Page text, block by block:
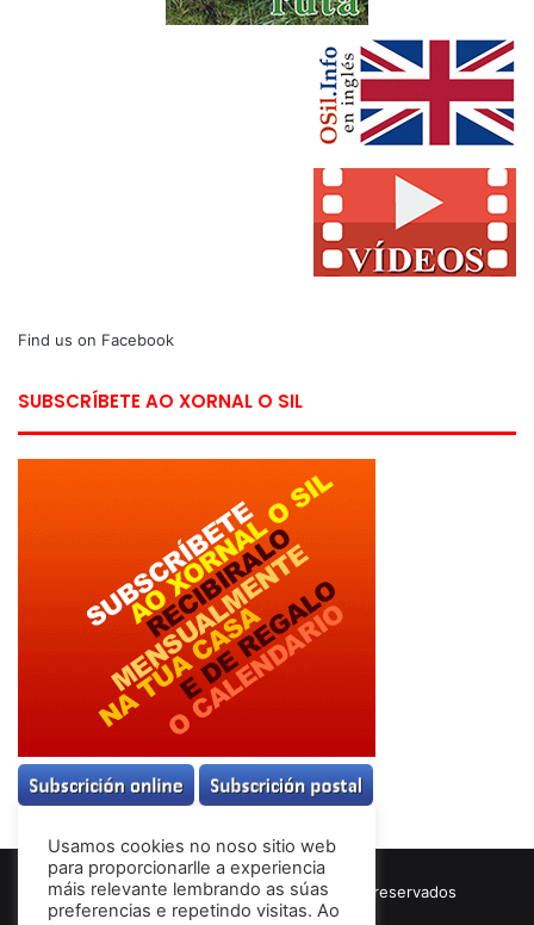
Find us on Facebook
SUBSCRÍBETE AO XORNAL O SIL
© Copyright 2026, Todos los derechos reservados
Usamos cookies no noso sitio web
para proporcionarlle a experiencia
máis relevante lembrando as súas
preferencias e repetindo visitas. Ao